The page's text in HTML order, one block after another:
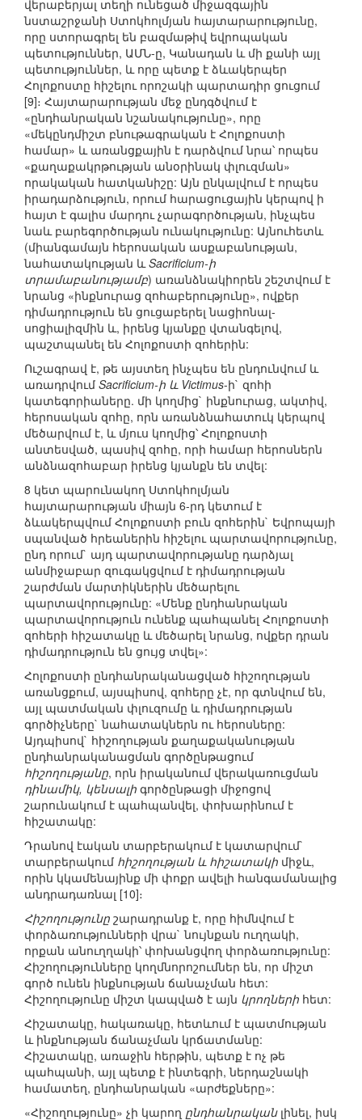
վերաբերյալ տեղի ունեցած միջազգային
նստաշրջանի Ստոկհոլմյան հայտարարությունը,
որը ստորագրել են բազմաթիվ եվրոպական
պետություններ, ԱՄՆ-ը, Կանադան և մի քանի այլ
պետություններ, և որը պետք է ձևակերպեր
Հոլոքոստը հիշելու որոշակի պարտադիր ցուցում
[9]։ Հայտարարության մեջ ընդգծվում է
«ընդհանրական նշանակությունը», որը
«մեկընդմիշտ բնութագրական է Հոլոքոստի
համար» և առանցքային է դարձվում նրա՝ որպես
«քաղաքակրթության անօրինակ փլուզման»
որակական հատկանիշը: Այն ընկալվում է որպես
իրադարձություն, որում հարացուցային կերպով ի
հայտ է գալիս մարդու չարագործության, ինչպես
նաև բարեգործության ունակությունը: Այնուհետև
(միանգամայն հերոսական ասքաբանության,
նահատակության ևSacrificium-ի
տրամաբանությամբ) առանձնակիորեն շեշտվում է
նրանց «ինքնուրաց զոհաբերությունը», ովքեր
դիմադրություն են ցուցաբերել նացիոնալ-
սոցիալիզմին և, իրենց կյանքը վտանգելով,
պաշտպանել են Հոլոքոստի զոհերին:
Ուշագրավ է, թե այստեղ ինչպես են ընդունվում և
առադրվում Sacrificium-ի և Victimus-ի` զոհի
կատեգորիաները. մի կողմից` ինքնուրաց, ակտիվ,
հերոսական զոհը, որն առանձնահատուկ կերպով
մեծարվում է, և մյուս կողմից՝ Հոլոքոստի
անտեսված, պասիվ զոհը, որի համար հերոսներն
անձնազոհաբար իրենց կյանքն են տվել:
8 կետ պարունակող Ստոկհոլմյան
հայտարարության միայն 6-րդ կետում է
ձևակերպվում Հոլոքոստի բուն զոհերին` Եվրոպայի
սպանված հրեաներին հիշելու պարտավորությունը,
ընդ որում` այդ պարտավորությանը դարձյալ
անմիջաբար զուգակցվում է դիմադրության
շարժման մարտիկներին մեծարելու
պարտավորությունը: «Մենք ընդհանրական
պարտավորություն ունենք պահպանել Հոլոքոստի
զոհերի հիշատակը և մեծարել նրանց, ովքեր դրան
դիմադրություն են ցույց տվել»:
Հոլոքոստի ընդհանրականացված հիշողության
առանցքում, այսպիսով, զոհերը չէ, որ գտնվում են,
այլ պատմական փլուզումը և դիմադրության
գործիչները` նահատակներն ու հերոսները:
Այդպիսով` հիշողության քաղաքականության
ընդհանրականացման գործընթացում
հիշողությանը, որն իրականում վերակառուցման
դինամիկ, կենսալի գործընթացի միջոցով
շարունակում է պահպանվել, փոխարինում է
հիշատակը:
Դրանով էական տարբերակում է կատարվում`
տարբերակում հիշողության և հիշատակի միջև,
որին կկամենայինք մի փոքր ավելի հանգամանալից
անդրադառնալ [10]։
Հիշողությունը շարադրանք է, որը հիմնվում է
փորձառությունների վրա` նույնքան ուղղակի,
որքան անուղղակի՝ փոխանցվող փորձառությունը:
Հիշողությունները կողմնորոշումներ են, որ միշտ
գործ ունեն ինքնության ճանաչման հետ:
Հիշողությունը միշտ կապված է այն կրողների հետ:
Հիշատակը, հակառակը, հետևում է պատմության
և ինքնության ճանաչման կրճատմանը:
Հիշատակը, առաջին հերթին, պետք է ոչ թե
պահպանի, այլ պետք է ինտեգրի, ներդաշնակի
համատեղ, ընդհանրական «արժեքները»:
«Հիշողությունը» չի կարող ընդհանրականլինել, իսկ